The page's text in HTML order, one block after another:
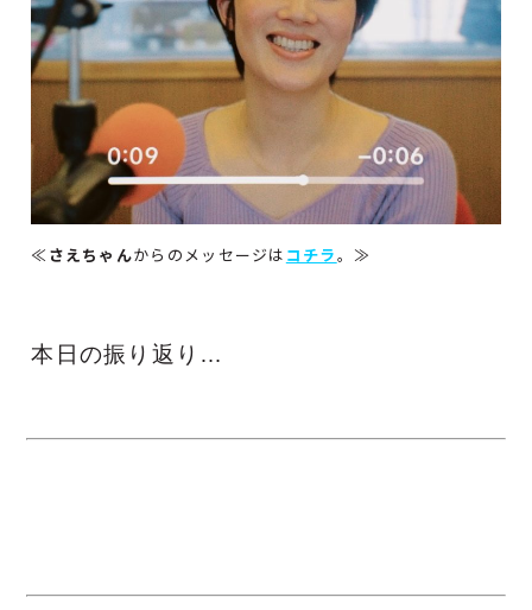
≪ さえちゃんからのメッセージは コチラ。≫
本日の振り返り…